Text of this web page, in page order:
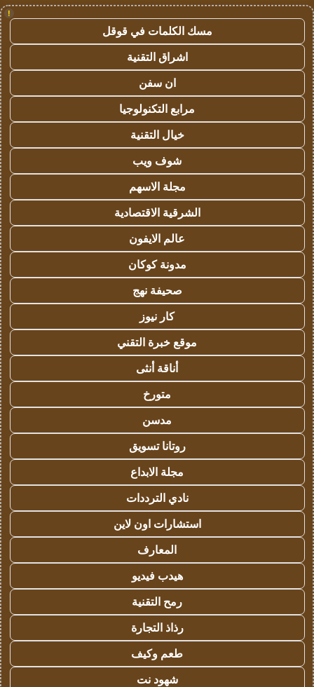
!
مسك الكلمات في قوقل
اشراق التقنية
ان سفن
مرابع التكنولوجيا
خيال التقنية
شوف ويب
مجلة الاسهم
الشرقية الاقتصادية
عالم الايفون
مدونة كوكان
صحيفة نهج
كار نيوز
موقع خبرة التقني
أناقة أنثى
متورخ
مدسن
روتانا تسويق
مجلة الابداع
نادي الترددات
استشارات اون لاين
المعارف
هيدب فيديو
رمح التقنية
رذاذ التجارة
طعم وكيف
شهود نت